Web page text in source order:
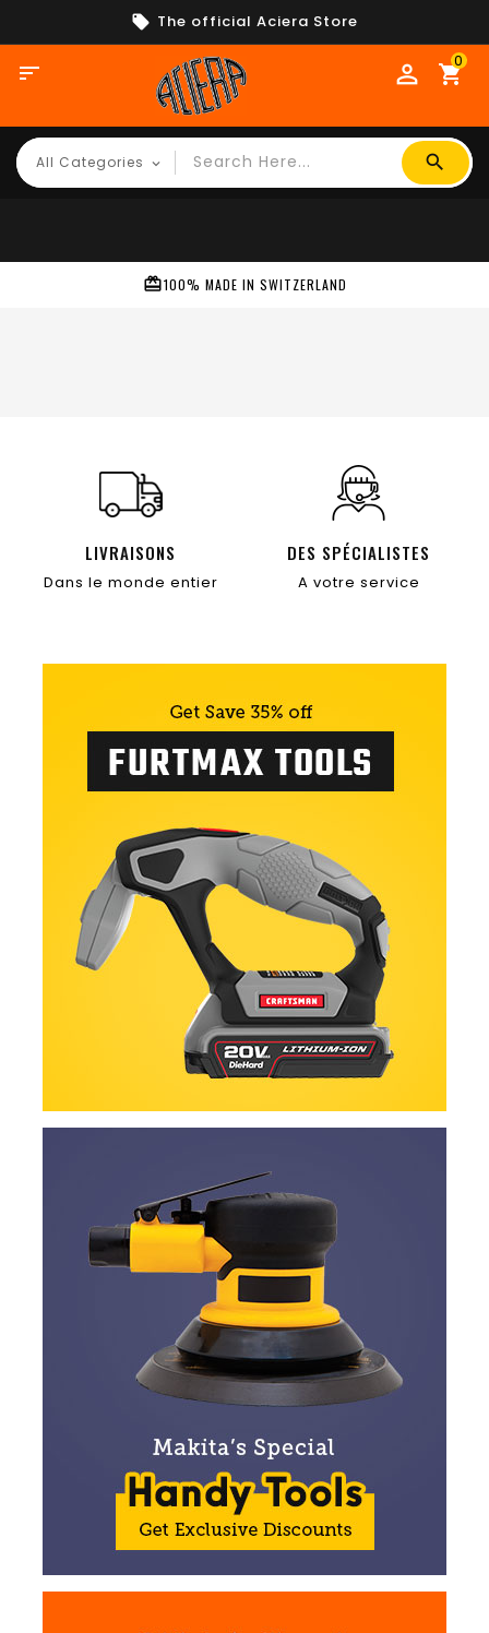
The official Aciera Store
 shopping_cart
0
100% MADE IN SWITZERLAND
LIVRAISONS
Dans le monde entier
DES SPÉCIALISTES
A votre service